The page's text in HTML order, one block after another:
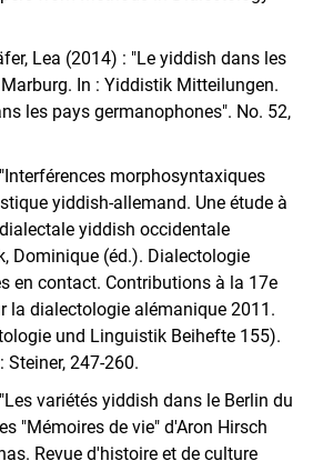
Lea (2014) : "Le yiddish dans les
In : Yiddistik Mitteilungen.
les pays germanophones". No. 52,
morphosyntaxiques
yiddish-allemand. Une étude à
yiddish occidentale
Dominique (éd.). Dialectologie
en contact. Contributions à la 17e
la dialectologie alémanique 2011.
und Linguistik Beihefte 155).
247-260.
variétés yiddish dans le Berlin du
"Mémoires de vie" d'Aron Hirsch
Revue d'histoire et de culture